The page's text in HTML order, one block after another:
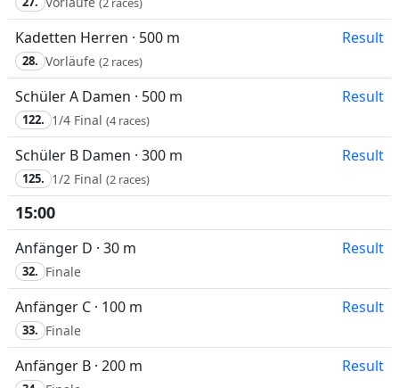
Kadetten Herren · 500 m Result
28. Vorläufe (2 races)
Schüler A Damen · 500 m Result
122. 1/4 Final (4 races)
Schüler B Damen · 300 m Result
125. 1/2 Final (2 races)
15:00
Anfänger D · 30 m Result
32. Finale
Anfänger C · 100 m Result
33. Finale
Anfänger B · 200 m Result